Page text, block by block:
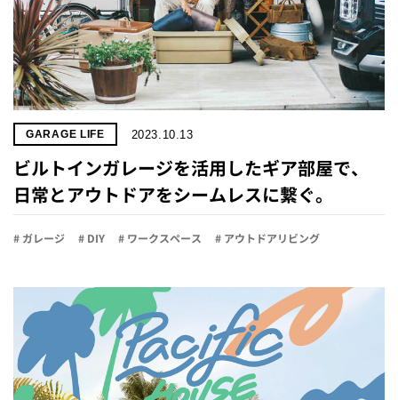
GARAGE LIFE 2023.10.13
ビルトインガレージを活用したギア部屋で、
日常とアウトドアをシームレスに繋ぐ。
# ガレージ # DIY # ワークスペース # アウトドアリビング